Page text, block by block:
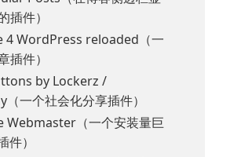
插件）
4 WordPress reloaded（一
插件）
by Lockerz /
一个社会化分享插件）
Webmaster（一个安装量巨
件）